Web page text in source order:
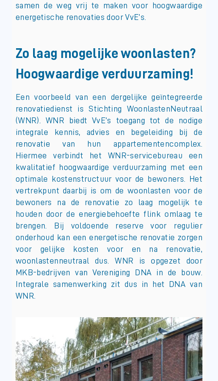
samen de weg vrij te maken voor hoogwaardige
energetische renovaties door VvE’s.
Zo laag mogelijke woonlasten?
Hoogwaardige verduurzaming!
Een voorbeeld van een dergelijke geïntegreerde
renovatiedienst is Stichting WoonlastenNeutraal
(WNR). WNR biedt VvE’s toegang tot de nodige
integrale kennis, advies en begeleiding bij de
renovatie van hun appartementencomplex.
Hiermee verbindt het WNR-servicebureau een
kwalitatief hoogwaardige verduurzaming met een
optimale kostenstructuur voor de bewoners. Het
vertrekpunt daarbij is om de woonlasten voor de
bewoners na de renovatie zo laag mogelijk te
houden door de energiebehoefte flink omlaag te
brengen. Bij voldoende reserve voor regulier
onderhoud kan een energetische renovatie zorgen
voor gelijke kosten voor en na renovatie,
woonlastenneutraal dus. WNR is opgezet door
MKB-bedrijven van Vereniging DNA in de bouw.
Integrale samenwerking zit dus in het DNA van
WNR.